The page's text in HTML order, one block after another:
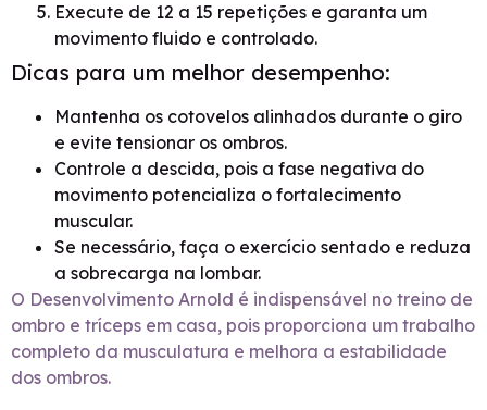
Execute de 12 a 15 repetições e garanta um
movimento fluido e controlado.
Dicas para um melhor desempenho:
Mantenha os cotovelos alinhados durante o giro
e evite tensionar os ombros.
Controle a descida, pois a fase negativa do
movimento potencializa o fortalecimento
muscular.
Se necessário, faça o exercício sentado e reduza
a sobrecarga na lombar.
O Desenvolvimento Arnold é indispensável no treino de
ombro e tríceps em casa, pois proporciona um trabalho
completo da musculatura e melhora a estabilidade
dos ombros.